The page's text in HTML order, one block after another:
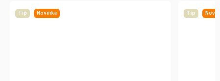
Tip Novinka Tip